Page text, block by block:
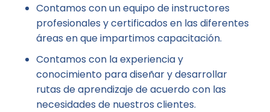
Contamos con un equipo de instructores
profesionales y certificados en las diferentes
áreas en que impartimos capacitación.
Contamos con la experiencia y
conocimiento para diseñar y desarrollar
rutas de aprendizaje de acuerdo con las
necesidades de nuestros clientes.